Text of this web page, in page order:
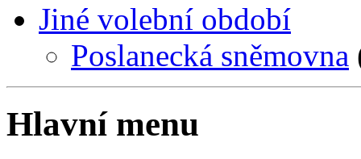
Jiné volební období
Poslanecká sněmovna
Hlavní menu